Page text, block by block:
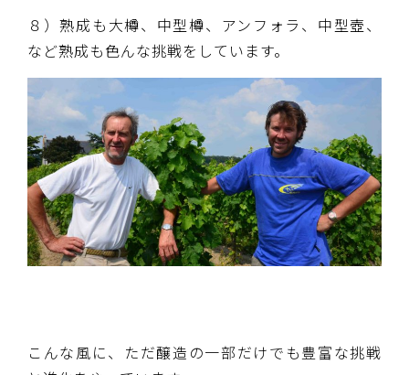
８）熟成も大樽、中型樽、アンフォラ、中型壺、
など熟成も色んな挑戦をしています。
こんな風に、ただ醸造の一部だけでも豊富な挑戦